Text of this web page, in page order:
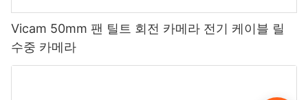
Vicam 50mm 팬 틸트 회전 카메라 전기 케이블 릴
수중 카메라